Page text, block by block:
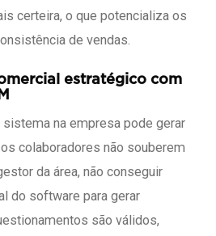
certeira, o que potencializa os
de vendas.
estratégico com
na empresa pode gerar
colaboradores não souberem
da área, não conseguir
do software para gerar
são válidos,